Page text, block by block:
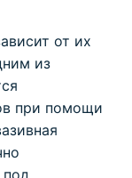
от их
из
при помощи
под